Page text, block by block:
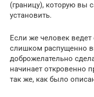
(границу), которую вы
установить.
Если же человек
слишком распущенно
доброжелательно
начинает откровенно
так же, как было